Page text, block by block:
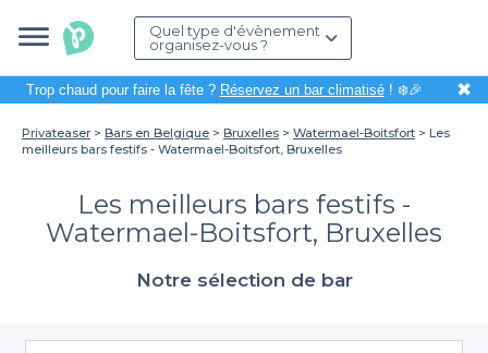
Quel type d'évènement
organisez-vous ?
Trop chaud pour faire la fête ? Réservez un bar climatisé! ❄️🎉 ✖
Privateaser Bars en Belgique Bruxelles Watermael-Boitsfort
Les
meilleurs bars festifs - Watermael-Boitsfort, Bruxelles
Les meilleurs bars festifs -
Watermael-Boitsfort, Bruxelles
Notre sélection de bar